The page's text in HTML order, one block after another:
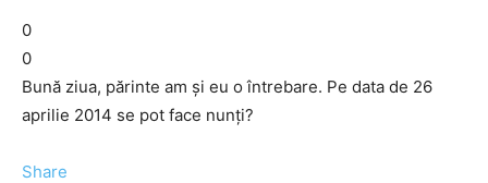
0
0
Bună ziua, părinte am şi eu o întrebare. Pe data de 26
aprilie 2014 se pot face nunţi?
Share